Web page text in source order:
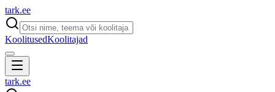
tark.ee
KoolitusedKoolitajad
tark.ee